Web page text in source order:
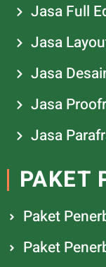
Jasa Full
Jasa
Jasa
Jasa
Jasa
PAKET
Paket
Paket